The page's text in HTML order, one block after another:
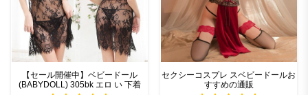
【セール開催中】ベビードール
(BABYDOLL) 305bk エロ い 下着
セクシーコスプレ スベビードールお
すすめの通販